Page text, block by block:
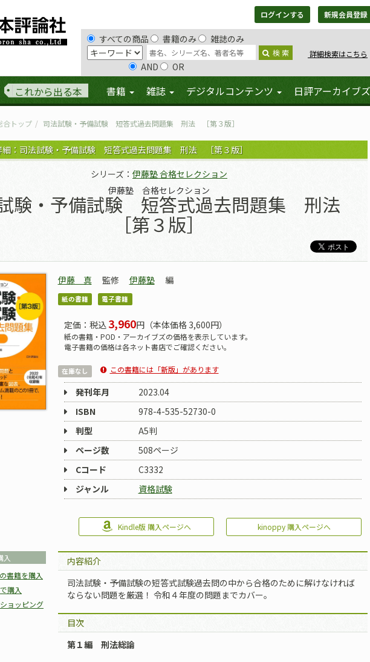
ログインする 新規会員登録
すべての商品 書籍のみ 雑誌のみ
検 索 詳細検索はこちら
AND OR
これから出る本 書籍 雑誌 デジタルコンテンツ 日評アーカイブズ
合トップ 司法試験・予備試験 短答式過去問題集 刑法 ［第３版］
細：司法試験・予備試験 短答式過去問題集 刑法 ［第３版］
シリーズ： 伊藤塾 合格セレクション
伊藤塾 合格セレクション
験・予備試験 短答式過去問題集 刑法
［第３版］
伊藤 真 監修 伊藤塾 編
紙の書籍 電子書籍
定価：税込 3,960円（本体価格 3,600円）
紙の書籍・POD・アーカイブズの価格を表示しています。
電子書籍の価格は各ネット書店でご確認ください。
在庫なし この書籍には「新版」があります
発刊年月
2023.04
ISBN
978-4-535-52730-0
判型
A5判
ページ数
508ページ
Cコード
C3332
ジャンル
資格試験
Kindle版 購入ページへ kinoppy 購入ページへ
入
書籍を購入
購入
ョッピング
内容紹介
司法試験・予備試験の短答式試験過去問の中から合格のために解けなければ
ならない問題を厳選！ 令和４年度の問題までカバー。
目次
第１編 刑法総論